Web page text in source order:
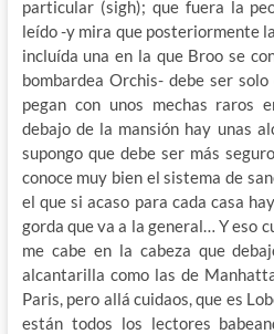
particular (sigh); que fuera la
leído -y mira que posteriormente
incluída una en la que Broo se
bombardea Orchis- debe ser
pegan con unos mechas raros
debajo de la mansión hay unas
supongo que debe ser más
conoce muy bien el sistema de
el que si acaso para cada casa
gorda que va a la general… Y eso
me cabe en la cabeza que
alcantarilla como las de
Paris, pero allá cuidaos, que es
están todos los lectores